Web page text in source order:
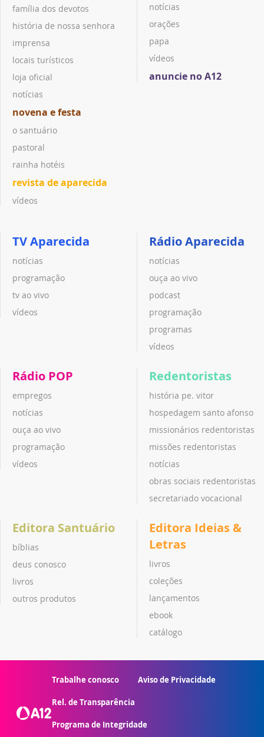
família dos devotos
história de nossa senhora
imprensa
locais turísticos
loja oficial
notícias
novena e festa
o santuário
pastoral
rainha hotéis
revista de aparecida
vídeos
notícias
orações
papa
vídeos
anuncie no A12
TV Aparecida
notícias
programação
tv ao vivo
vídeos
Rádio Aparecida
notícias
ouça ao vivo
podcast
programação
programas
vídeos
Rádio POP
empregos
notícias
ouça ao vivo
programação
vídeos
Redentoristas
história pe. vitor
hospedagem santo afonso
missionários redentoristas
missões redentoristas
notícias
obras sociais redentoristas
secretariado vocacional
Editora Santuário
bíblias
deus conosco
livros
outros produtos
Editora Ideias &
Letras
livros
coleções
lançamentos
ebook
catálogo
Trabalhe conosco Aviso de Privacidade
Rel. de Transparência
Programa de Integridade